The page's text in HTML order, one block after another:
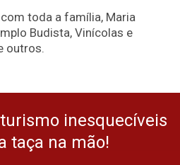
toda a família, Maria
Budista, Vinícolas e
outros.
inesquecíveis
taça na mão!